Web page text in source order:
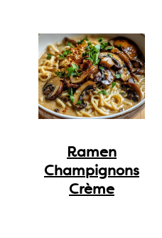
Ramen
Champignons
Crème